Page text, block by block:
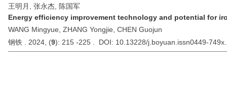
王明月, 张永杰, 陈国军
Energy efficiency improvement technology and potential for
WANG Mingyue, ZHANG Yongjie, CHEN Guojun
钢铁 . 2024, (9): 215 -225 . DOI: 10.13228/j.boyuan.issn0449-